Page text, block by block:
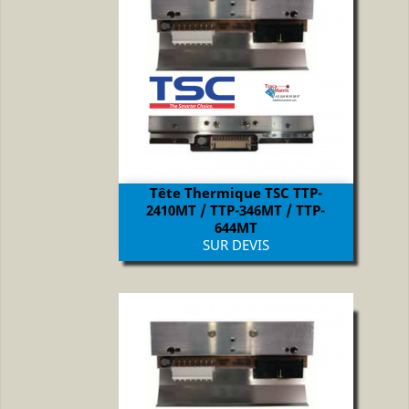
Tête Thermique TSC TTP-
2410MT / TTP-346MT / TTP-
644MT
Prix
SUR DEVIS